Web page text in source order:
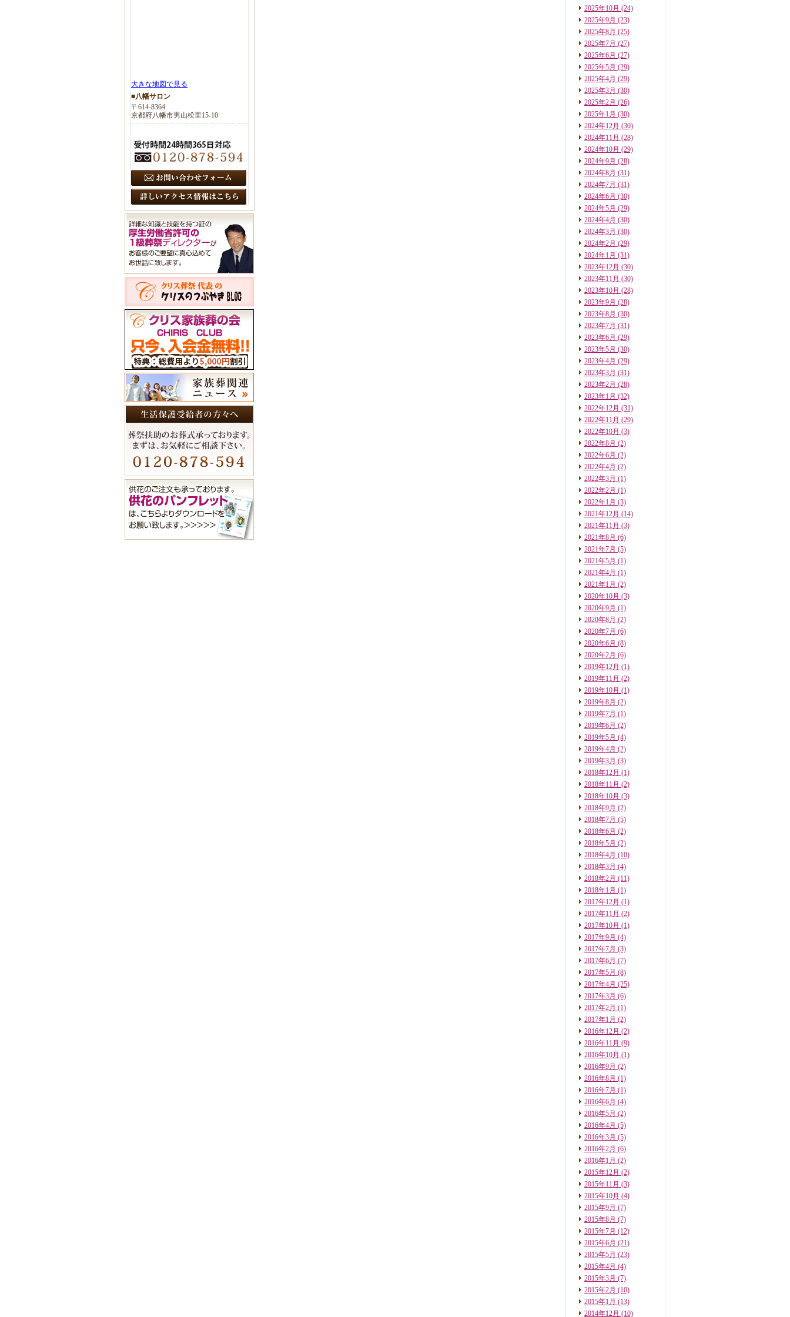
2025年10月 (24)
2025年9月 (23)
2025年8月 (25)
2025年7月 (27)
2025年6月 (27)
2025年5月 (29)
2025年4月 (29)
2025年3月 (30)
2025年2月 (26)
2025年1月 (30)
2024年12月 (30)
2024年11月 (28)
2024年10月 (29)
2024年9月 (28)
2024年8月 (31)
2024年7月 (31)
2024年6月 (30)
2024年5月 (29)
2024年4月 (30)
2024年3月 (30)
2024年2月 (29)
2024年1月 (31)
2023年12月 (30)
2023年11月 (30)
2023年10月 (28)
2023年9月 (28)
2023年8月 (30)
2023年7月 (31)
2023年6月 (29)
2023年5月 (30)
2023年4月 (29)
2023年3月 (31)
2023年2月 (28)
2023年1月 (32)
2022年12月 (31)
2022年11月 (29)
2022年10月 (3)
2022年8月 (2)
2022年6月 (2)
2022年4月 (2)
2022年3月 (1)
2022年2月 (1)
2022年1月 (3)
2021年12月 (14)
2021年11月 (3)
2021年8月 (6)
2021年7月 (5)
2021年5月 (1)
2021年4月 (1)
2021年1月 (2)
2020年10月 (3)
2020年9月 (1)
2020年8月 (2)
2020年7月 (6)
2020年6月 (8)
2020年2月 (6)
2019年12月 (1)
2019年11月 (2)
2019年10月 (1)
2019年8月 (2)
2019年7月 (1)
2019年6月 (2)
2019年5月 (4)
2019年4月 (2)
2019年3月 (3)
2018年12月 (1)
2018年11月 (2)
2018年10月 (3)
2018年9月 (2)
2018年7月 (5)
2018年6月 (2)
2018年5月 (2)
2018年4月 (10)
2018年3月 (4)
2018年2月 (11)
2018年1月 (1)
2017年12月 (1)
2017年11月 (2)
2017年10月 (1)
2017年9月 (4)
2017年7月 (3)
2017年6月 (7)
2017年5月 (8)
2017年4月 (25)
2017年3月 (6)
2017年2月 (1)
2017年1月 (2)
2016年12月 (2)
2016年11月 (9)
2016年10月 (1)
2016年9月 (2)
2016年8月 (1)
2016年7月 (1)
2016年6月 (4)
2016年5月 (2)
2016年4月 (5)
2016年3月 (5)
2016年2月 (6)
2016年1月 (2)
2015年12月 (2)
2015年11月 (3)
2015年10月 (4)
2015年9月 (7)
2015年8月 (7)
2015年7月 (12)
2015年6月 (21)
2015年5月 (23)
2015年4月 (4)
2015年3月 (7)
2015年2月 (10)
2015年1月 (13)
2014年12月 (10)
大きな地図で見る
■八幡サロン
〒614-8364
京都府八幡市男山松里15-10